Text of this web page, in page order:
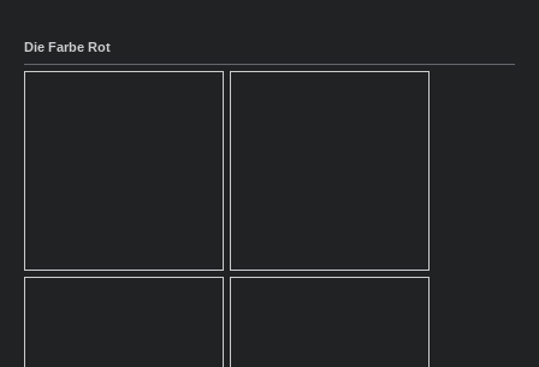
Die Farbe Rot